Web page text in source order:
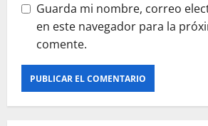
Guarda mi nombre, correo
en este navegador para la
comente.